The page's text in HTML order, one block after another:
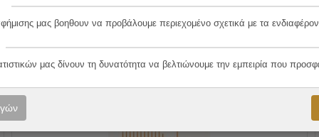
μας βοηθουν να προβάλουμε περιεχομένο σχετικά με τα
μας δίνουν τη δυνατότητα να βελτιώνουμε την εμπειρία που